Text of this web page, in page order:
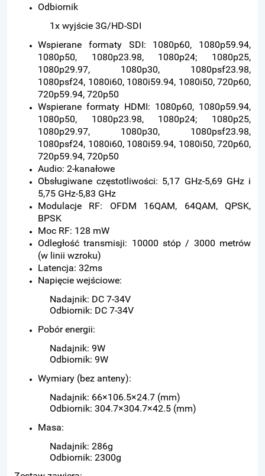
Odbiornik
1x wyjście 3G/HD-SDI
Wspierane formaty SDI: 1080p60, 1080p59.94,
1080p50, 1080p23.98, 1080p24; 1080p25,
1080p29.97, 1080p30, 1080psf23.98,
1080psf24, 1080i60, 1080i59.94, 1080i50, 720p60,
720p59.94, 720p50
Wspierane formaty HDMI: 1080p60, 1080p59.94,
1080p50, 1080p23.98, 1080p24; 1080p25,
1080p29.97, 1080p30, 1080psf23.98,
1080psf24, 1080i60, 1080i59.94, 1080i50, 720p60,
720p59.94, 720p50
Audio: 2-kanałowe
Obsługiwane częstotliwości: 5,17 GHz-5,69 GHz i
5,75 GHz-5,83 GHz
Modulacje RF: OFDM 16QAM, 64QAM, QPSK,
BPSK
Moc RF: 128 mW
Odległość transmisji: 10000 stóp / 3000 metrów
(w linii wzroku)
Latencja: 32ms
Napięcie wejściowe:
Nadajnik: DC 7-34V
Odbiornik: DC 7-34V
Pobór energii:
Nadajnik: 9W
Odbiornik: 9W
Wymiary (bez anteny):
Nadajnik: 66×106.5×24.7 (mm)
Odbiornik: 304.7×304.7×42.5 (mm)
Masa:
Nadajnik: 286g
Odbiornik: 2300g